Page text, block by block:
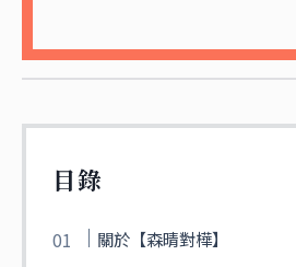
目錄
關於【森晴對樺】